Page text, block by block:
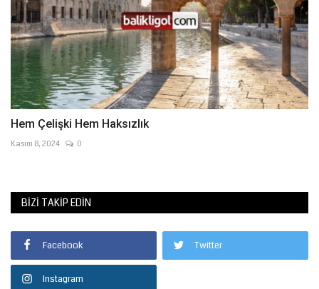
Hem Çelişki Hem Haksızlık
Kasım 8, 2024 0
BIZI TAKIP EDIN
Facebook Twitter
Instagram